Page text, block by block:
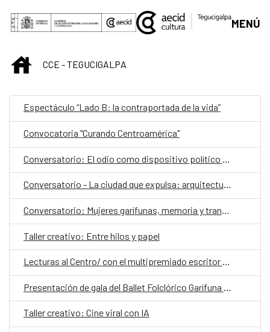
Saltar al contenido principal
MENÚ
INICIOCCE - TEGUCIGALPA
Espectáculo “Lado B: la contraportada de la vida”
Convocatoria "Curando Centroamérica"
Conversatorio - La ciudad que expulsa: arquitectura, exclusión y gentrificación
Conversatorio: Mujeres garífunas, memoria y transmisión cultural
Taller creativo: Entre hilos y papel
Lecturas al Centro/ con el multipremiado escritor español Ray Loriga como invitado especial,
Presentación de gala del Ballet Folclórico Garífuna de Honduras
Taller creativo: Cine viral con IA